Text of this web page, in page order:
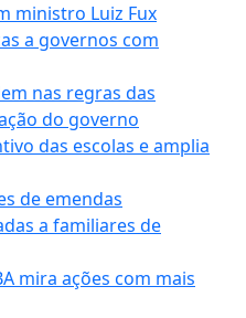
ministro Luiz Fux
a governos com
nas regras das
do governo
das escolas e amplia
de emendas
a familiares de
mira ações com mais